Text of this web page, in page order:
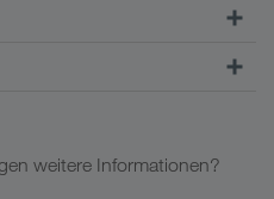
weitere Informationen?